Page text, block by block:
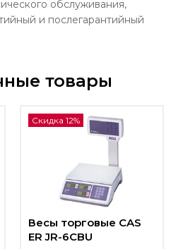
обслуживания,
и послегарантийный
товары
Скидка 12%
Весы торговые CAS
ER JR-6CBU